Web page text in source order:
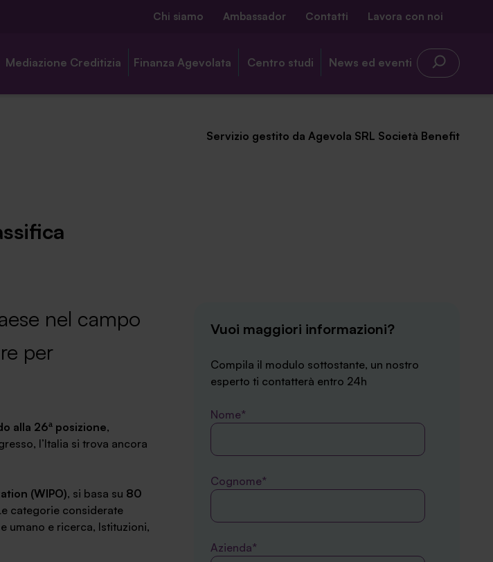
Chi siamo Ambassador Contatti Lavora con noi
Mediazione Creditizia Finanza Agevolata Centro studi News ed eventi
Servizio gestito da Agevola SRL Società Benefit
nel campo
per
alla 26ª posizione,
l’Italia si trova ancora
(WIPO), si basa su 80
categorie considerate
umano e ricerca, Istituzioni,
Vuoi maggiori informazioni?
Compila il modulo sottostante, un nostro
esperto ti contatterà entro 24h
Nome*
Cognome*
Azienda*